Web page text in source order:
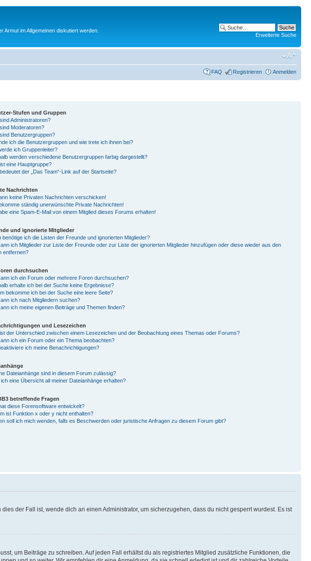
im Allgemeinen diskutiert werden.
Erweiterte Suche
FAQ Registrieren Anmelden
Stufen und Gruppen
Administratoren?
Moderatoren?
Benutzergruppen?
ich die Benutzergruppen und wie trete ich ihnen bei?
ich Gruppenleiter?
werden verschiedene Benutzergruppen farbig dargestellt?
eine Hauptgruppe?
der „Das Team“-Link auf der Startseite?
Nachrichten
keine Privaten Nachrichten verschicken!
ständig unerwünschte Private Nachrichten!
eine Spam-E-Mail von einem Mitglied dieses Forums erhalten!
und ignorierte Mitglieder
benötige ich die Listen der Freunde und ignorierten Mitglieder?
ich Mitglieder zur Liste der Freunde oder zur Liste der ignorierten Mitglieder hinzufügen oder diese wieder aus den
entfernen?
durchsuchen
ich ein Forum oder mehrere Foren durchsuchen?
erhalte ich bei der Suche keine Ergebnisse?
bekomme ich bei der Suche eine leere Seite?
ich nach Mitgliedern suchen?
ich meine eigenen Beiträge und Themen finden?
und Lesezeichen
der Unterschied zwischen einem Lesezeichen und der Beobachtung eines Themas oder Forums?
ich ein Forum oder ein Thema beobachten?
ich meine Benachrichtigungen?
Dateianhänge sind in diesem Forum zulässig?
ich eine Übersicht all meiner Dateianhänge erhalten?
betreffende Fragen
diese Forensoftware entwickelt?
ist Funktion x oder y nicht enthalten?
soll ich mich wenden, falls es Beschwerden oder juristische Anfragen zu diesem Forum gibt?
der Fall ist, wende dich an einen Administrator, um sicherzugehen, dass du nicht gesperrt wurdest. Es ist
um Beiträge zu schreiben. Auf jeden Fall erhältst du als registriertes Mitglied zusätzliche Funktionen, die